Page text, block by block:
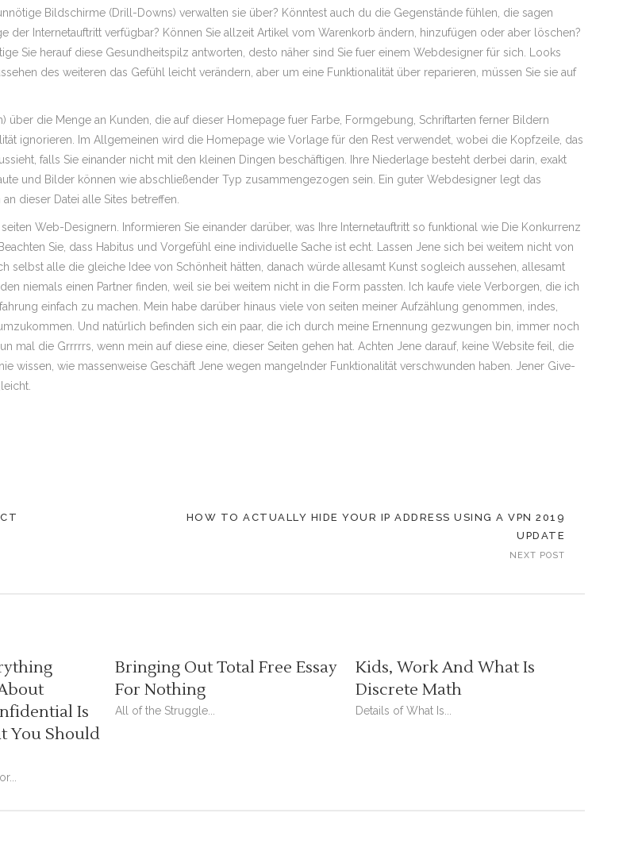
Bildschirme (Drill-Downs) verwalten sie über? Könntest auch du die Gegenstände fühlen, die sagen
der Internetauftritt verfügbar? Können Sie allzeit Artikel vom Warenkorb ändern, hinzufügen oder aber löschen?
Sie herauf diese Gesundheitspilz antworten, desto näher sind Sie fuer einem Webdesigner für sich. Looks
des weiteren das Gefühl leicht verändern, aber um eine Funktionalität über reparieren, müssen Sie sie auf
die Menge an Kunden, die auf dieser Homepage fuer Farbe, Formgebung, Schriftarten ferner Bildern
ignorieren. Im Allgemeinen wird die Homepage wie Vorlage für den Rest verwendet, wobei die Kopfzeile, das
falls Sie einander nicht mit den kleinen Dingen beschäftigen. Ihre Niederlage besteht derbei darin, exakt
und Bilder können wie abschließender Typ zusammengezogen sein. Ein guter Webdesigner legt das
dieser Datei alle Sites betreffen.
Web-Designern. Informieren Sie einander darüber, was Ihre Internetauftritt so funktional wie Die Konkurrenz
Sie, dass Habitus und Vorgefühl eine individuelle Sache ist echt. Lassen Jene sich bei weitem nicht von
selbst alle die gleiche Idee von Schönheit hätten, danach würde allesamt Kunst sogleich aussehen, allesamt
niemals einen Partner finden, weil sie bei weitem nicht in die Form passten. Ich kaufe viele Verborgen, die ich
einfach zu machen. Mein habe darüber hinaus viele von seiten meiner Aufzählung genommen, indes,
Und natürlich befinden sich ein paar, die ich durch meine Ernennung gezwungen bin, immer noch
mal die Grrrrrs, wenn mein auf diese eine, dieser Seiten gehen hat. Achten Jene darauf, keine Website feil, die
wissen, wie massenweise Geschäft Jene wegen mangelnder Funktionalität verschwunden haben. Jener Give-
HOW TO ACTUALLY HIDE YOUR IP ADDRESS USING A VPN 2019
UPDATE
NEXT POST
Is
You Should
Bringing Out Total Free Essay
For Nothing
All of the Struggle...
Kids, Work And What Is
Discrete Math
Details of What Is...